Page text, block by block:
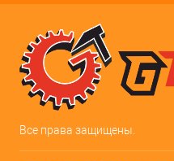
Все права защищены.